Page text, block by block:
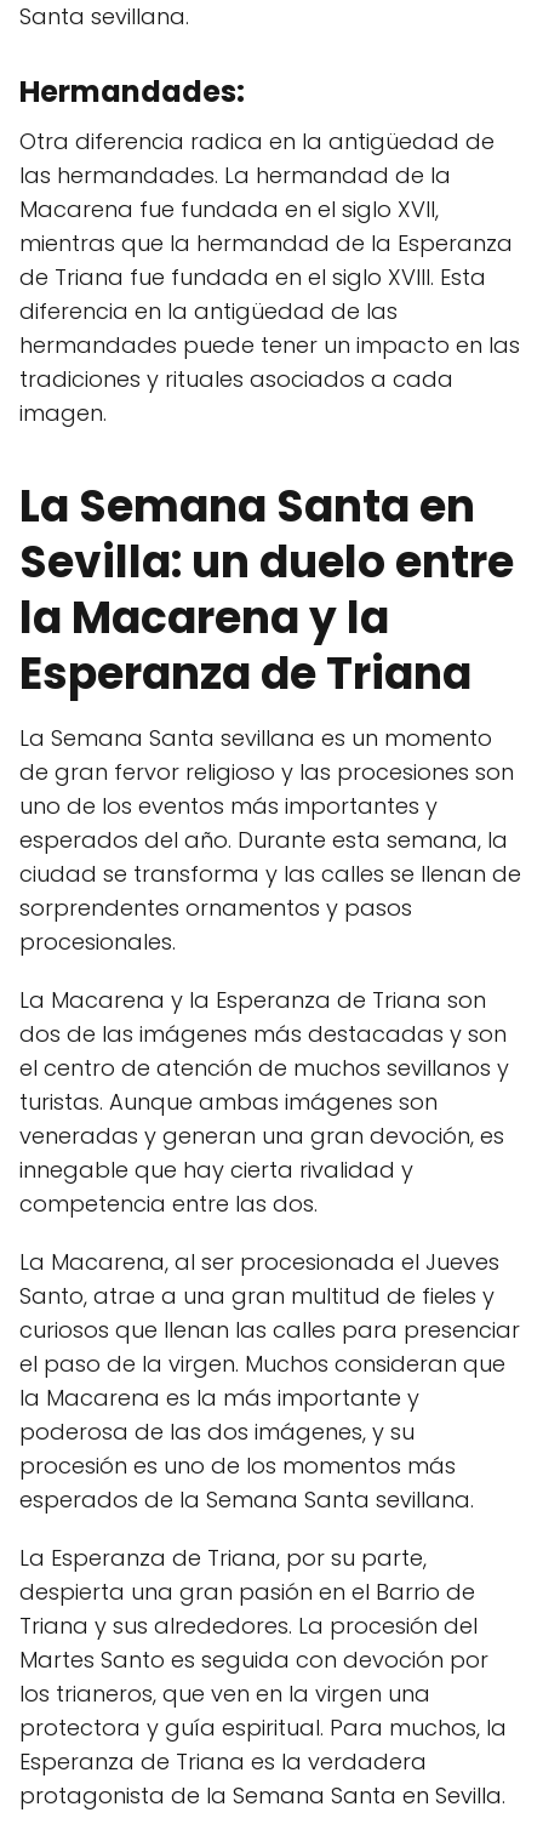
Santa sevillana.
Hermandades:
Otra diferencia radica en la antigüedad de
las hermandades. La hermandad de la
Macarena fue fundada en el siglo XVII,
mientras que la hermandad de la Esperanza
de Triana fue fundada en el siglo XVIII. Esta
diferencia en la antigüedad de las
hermandades puede tener un impacto en las
tradiciones y rituales asociados a cada
imagen.
La Semana Santa en
Sevilla: un duelo entre
la Macarena y la
Esperanza de Triana
La Semana Santa sevillana es un momento
de gran fervor religioso y las procesiones son
uno de los eventos más importantes y
esperados del año. Durante esta semana, la
ciudad se transforma y las calles se llenan de
sorprendentes ornamentos y pasos
procesionales.
La Macarena y la Esperanza de Triana son
dos de las imágenes más destacadas y son
el centro de atención de muchos sevillanos y
turistas. Aunque ambas imágenes son
veneradas y generan una gran devoción, es
innegable que hay cierta rivalidad y
competencia entre las dos.
La Macarena, al ser procesionada el Jueves
Santo, atrae a una gran multitud de fieles y
curiosos que llenan las calles para presenciar
el paso de la virgen. Muchos consideran que
la Macarena es la más importante y
poderosa de las dos imágenes, y su
procesión es uno de los momentos más
esperados de la Semana Santa sevillana.
La Esperanza de Triana, por su parte,
despierta una gran pasión en el Barrio de
Triana y sus alrededores. La procesión del
Martes Santo es seguida con devoción por
los trianeros, que ven en la virgen una
protectora y guía espiritual. Para muchos, la
Esperanza de Triana es la verdadera
protagonista de la Semana Santa en Sevilla.